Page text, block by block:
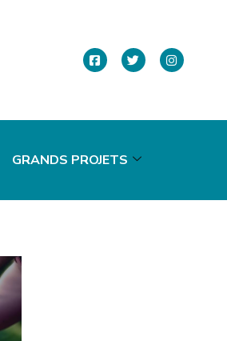
GRANDS PROJETS